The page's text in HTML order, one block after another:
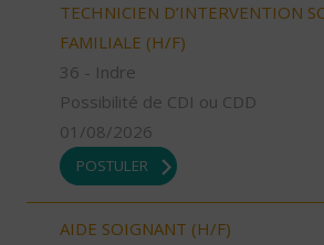
TECHNICIEN D’INTERVENTION
FAMILIALE (H/F)
36 - Indre
Possibilité de CDI ou CDD
01/08/2026
POSTULER
AIDE SOIGNANT (H/F)